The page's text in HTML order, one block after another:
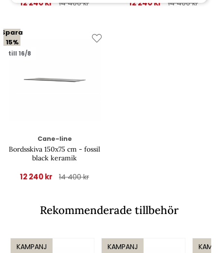
12 240 kr 14 400 kr 12 240 kr 14 400 kr
Spara
15%
till 16/8
Cane-line
Bordsskiva 150x75 cm - fossil
black keramik
12 240 kr 14 400 kr
Rekommenderade tillbehör
KAMPANJ KAMPANJ